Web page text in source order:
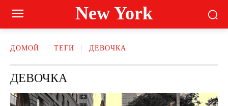
New York
ДОМОЙ ТЕГИ ДЕВОЧКА
ДЕВОЧКА